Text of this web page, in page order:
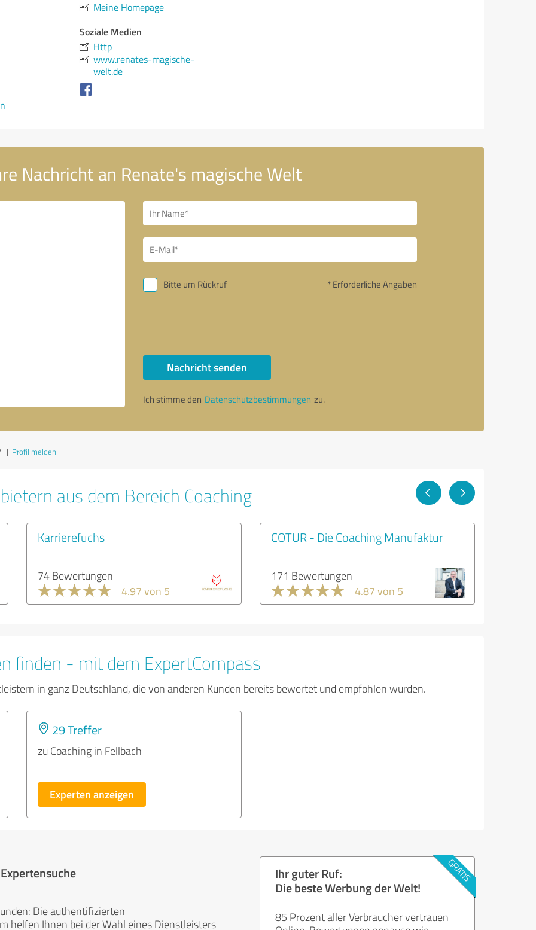
Meine Homepage
Soziale Medien
Http
www.renates-magische-
welt.de
Nachricht an Renate's magische Welt
Bitte um Rückruf * Erforderliche Angaben
Nachricht senden
Ich stimme den Datenschutzbestimmungen zu.
| Profil melden
aus dem Bereich Coaching
Karrierefuchs
74 Bewertungen
4.97 von 5
COTUR - Die Coaching Manufaktur
171 Bewertungen
4.87 von 5
finden - mit dem ExpertCompass
in ganz Deutschland, die von anderen Kunden bereits bewertet und empfohlen wurden.
29 Treffer
zu Coaching in Fellbach
Experten anzeigen
Die authentifizierten
helfen Ihnen bei der Wahl eines Dienstleisters
Ihr guter Ruf:
Die beste Werbung der Welt!
85 Prozent aller Verbraucher vertrauen